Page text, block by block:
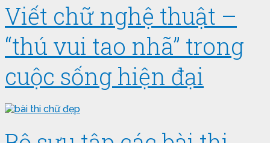
Viết chữ nghệ thuật –
“thú vui tao nhã” trong
cuộc sống hiện đại